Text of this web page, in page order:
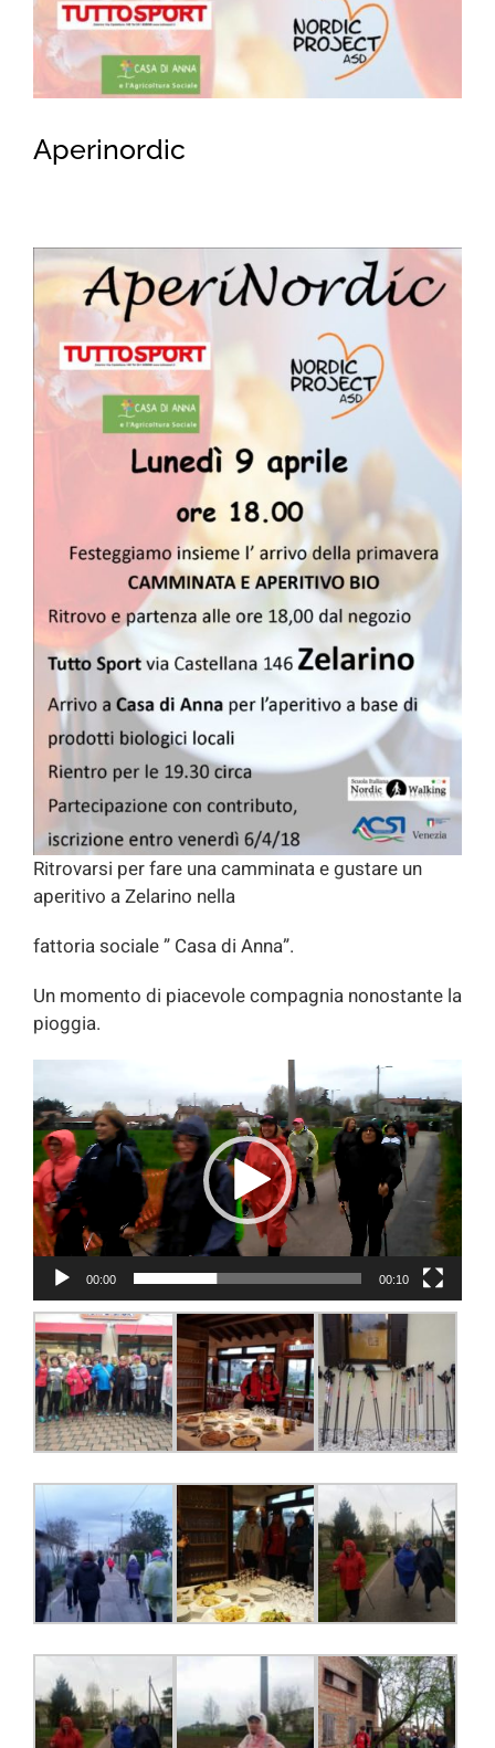
Aperinordic
Ritrovarsi per fare una camminata e gustare un
aperitivo a Zelarino nella
fattoria sociale ” Casa di Anna”.
Un momento di piacevole compagnia nonostante la
pioggia.
Player
00:00 00:10